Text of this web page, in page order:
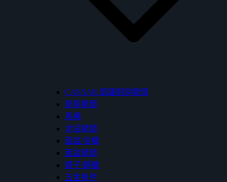
CAESAR 凱薩廚房龍頭
廚房龍頭
馬桶
沐浴龍頭
面盆/浴櫃
面盆龍頭
鏡子/鏡櫃
五金掛件